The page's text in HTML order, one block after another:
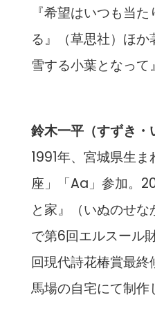
『希望はいつも当
る』（草思社）ほ
雪する小葉となって
鈴木一平（すずき・
1991年、宮城県生
座」「Aa」参加。
と家』（いぬのせ
で第6回エルスール
回現代詩花椿賞最終
馬場の自宅にて制作